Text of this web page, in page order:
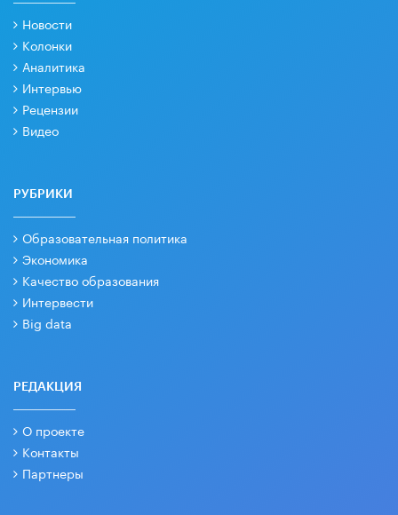
Новости
Колонки
Аналитика
Интервью
Рецензии
Видео
РУБРИКИ
Образовательная политика
Экономика
Качество образования
Интервести
Big data
РЕДАКЦИЯ
О проекте
Контакты
Партнеры